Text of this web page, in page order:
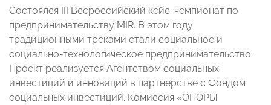
Состоялся III Всероссийский кейс-чемпионат по
предпринимательству MIR. В этом году
традиционными треками стали социальное и
социально-технологическое предпринимательство.
Проект реализуется Агентством социальных
инвестиций и инноваций в партнерстве с Фондом
социальных инвестиций. Комиссия «ОПОРЫ